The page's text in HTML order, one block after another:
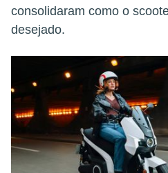
consolidaram como o
desejado.